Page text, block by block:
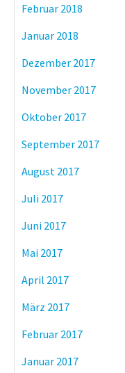
Februar 2018
Januar 2018
Dezember 2017
November 2017
Oktober 2017
September 2017
August 2017
Juli 2017
Juni 2017
Mai 2017
April 2017
März 2017
Februar 2017
Januar 2017